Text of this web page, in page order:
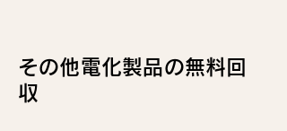
その他電化製品の無料回
収